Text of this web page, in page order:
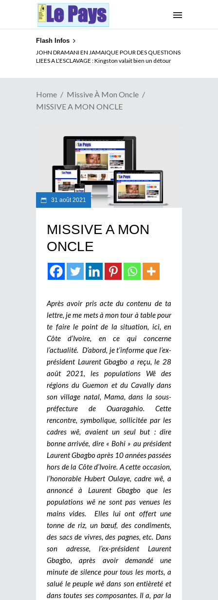
Flash Infos
JOHN DRAMANI EN JAMAIQUE POUR DES QUESTIONS
LIEES A L’ESCLAVAGE : Kingston valait bien un détour
ELECTION DE TALON A LA TETE DU SENAT BENINOIS :
Quand Patrice quitte le pouvoir sans partir !
Home
Missive À Mon Oncle
MISSIVE A MON ONCLE
31 août 2021
MISSIVE A MON
ONCLE
Après avoir pris acte du contenu de ta
lettre, je me mets à mon tour à table pour
te faire le point de la situation, ici, en
Côte d’Ivoire, en ce qui concerne
l’actualité. D’abord, je t’informe que l’ex-
président Laurent Gbagbo a reçu, le 28
août 2021, les populations Wê des
régions du Guemon et du Cavally dans
son village natal, Mama, dans la sous-
préfecture de Ouaragahio. Cette
rencontre, symbolique, sollicitée par les
cadres wê, avaient un seul but : dire
bonne arrivée, dire « Bohi » au président
Laurent Gbagbo après 10 années passées
hors de la Côte d’Ivoire. A cette occasion,
l’honorable Hubert Oulaye, cadre wê, a
annoncé à Laurent Gbagbo que les
populations wê ne sont pas venues les
mains vides. Elles lui ont offert une
tonne de riz, un bœuf, des condiments,
des sacs de vivres, des pagnes, etc. Dans
son adresse, l’ex-président Laurent
Gbagbo, après avoir demandé une
minute de silence pour tous les morts, a
salué le peuple wê dans son entièreté et
dans toutes ses composantes. Il a, par la